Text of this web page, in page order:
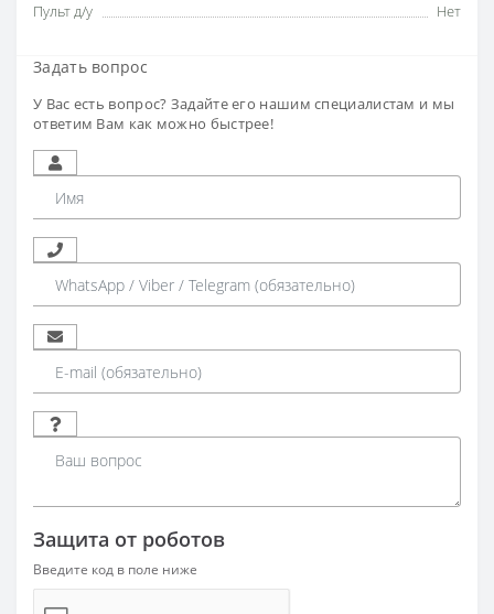
Пульт д/у
Нет
Задать вопрос
У Вас есть вопрос? Задайте его нашим специалистам и мы
ответим Вам как можно быстрее!
Защита от роботов
Введите код в поле ниже